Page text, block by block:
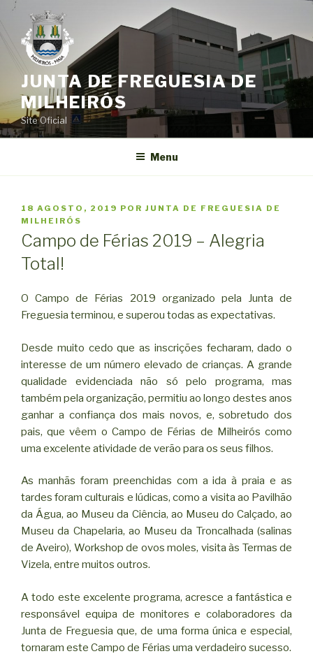
Saltar
o
conteúdo
JUNTA DE FREGUESIA DE
MILHEIRÓS
Site Oficial
Menu
PUBLICADO
EM
18 AGOSTO, 2019 POR JUNTA DE FREGUESIA DE
MILHEIRÓS
Campo de Férias 2019 – Alegria
Total!
O Campo de Férias 2019 organizado pela Junta de
Freguesia terminou, e superou todas as expectativas.
Desde muito cedo que as inscrições fecharam, dado o
interesse de um número elevado de crianças. A grande
qualidade evidenciada não só pelo programa, mas
também pela organização, permitiu ao longo destes anos
ganhar a confiança dos mais novos, e, sobretudo dos
pais, que vêem o Campo de Férias de Milheirós como
uma excelente atividade de verão para os seus filhos.
As manhãs foram preenchidas com a ida à praia e as
tardes foram culturais e lúdicas, como a visita ao Pavilhão
da Água, ao Museu da Ciência, ao Museu do Calçado, ao
Museu da Chapelaria, ao Museu da Troncalhada (salinas
de Aveiro), Workshop de ovos moles, visita às Termas de
Vizela, entre muitos outros.
A todo este excelente programa, acresce a fantástica e
responsável equipa de monitores e colaboradores da
Junta de Freguesia que, de uma forma única e especial,
tornaram este Campo de Férias uma verdadeiro sucesso.